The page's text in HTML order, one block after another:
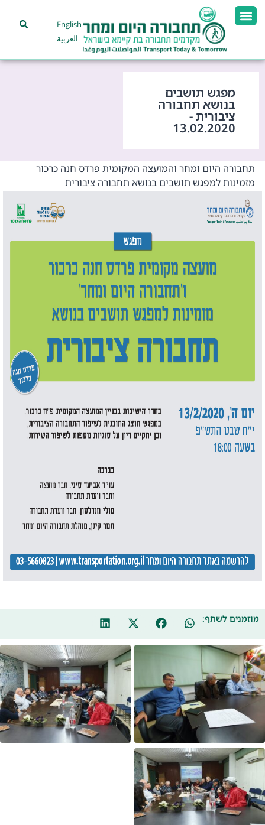
English
العربية
מפגש תושבים
בנושא תחבורה
ציבורית -
13.02.2020
תחבורה היום ומחר והמועצה המקומית פרדס חנה כרכור
מזמינות למפגש תושבים בנושא תחבורה ציבורית
מוזמנים לשתף: